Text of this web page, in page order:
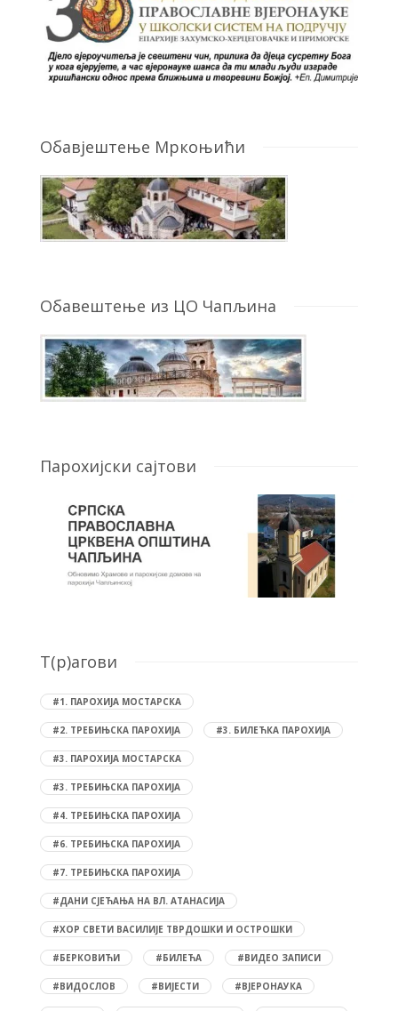
Обавјештење Мркоњићи
Обавештење из ЦО Чапљина
Парохијски сајтови
T(р)агови
#1. ПАРОХИЈА МОСТАРСКА
#2. ТРЕБИЊСКА ПАРОХИЈА #3. БИЛЕЋКА ПАРОХИЈА
#3. ПАРОХИЈА МОСТАРСКА
#3. ТРЕБИЊСКА ПАРОХИЈА
#4. ТРЕБИЊСКА ПАРОХИЈА
#6. ТРЕБИЊСКА ПАРОХИЈА
#7. ТРЕБИЊСКА ПАРОХИЈА
#ДАНИ СЈЕЋАЊА НА ВЛ. АТАНАСИЈА
#ХОР СВЕТИ ВАСИЛИЈЕ ТВРДОШКИ И ОСТРОШКИ
#БЕРКОВИЋИ #БИЛЕЋА #ВИДЕО ЗАПИСИ
#ВИДОСЛОВ #ВИЈЕСТИ #ВЈЕРОНАУКА